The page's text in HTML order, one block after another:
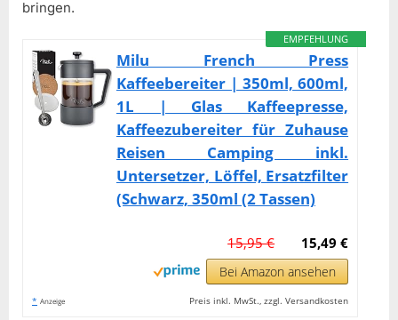
bringen.
EMPFEHLUNG
Milu French Press
Kaffeebereiter | 350ml, 600ml,
1L | Glas Kaffeepresse,
Kaffeezubereiter für Zuhause
Reisen Camping inkl.
Untersetzer, Löffel, Ersatzfilter
(Schwarz, 350ml (2 Tassen)
15,49 €
15,95 €
Bei Amazon ansehen
* Anzeige Preis inkl. MwSt., zzgl. Versandkosten